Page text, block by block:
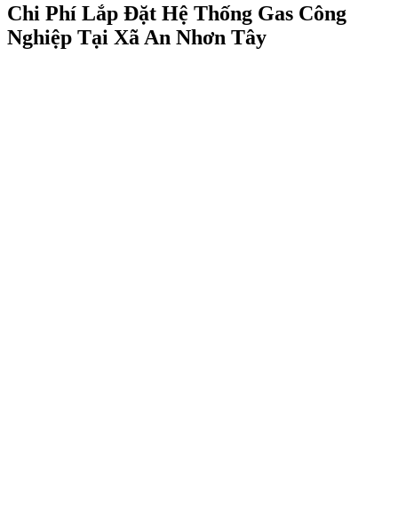
Chi Phí Lắp Đặt Hệ Thống Gas Công
Nghiệp Tại Xã An Nhơn Tây